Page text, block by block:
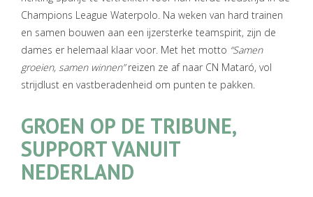
Champions League Waterpolo. Na weken van hard trainen
en samen bouwen aan een ijzersterke teamspirit, zijn de
dames er helemaal klaar voor. Met het motto “Samen
groeien, samen winnen”reizen ze af naar CN Mataró, vol
strijdlust en vastberadenheid om punten te pakken.
GROEN OP DE TRIBUNE,
SUPPORT VANUIT
NEDERLAND